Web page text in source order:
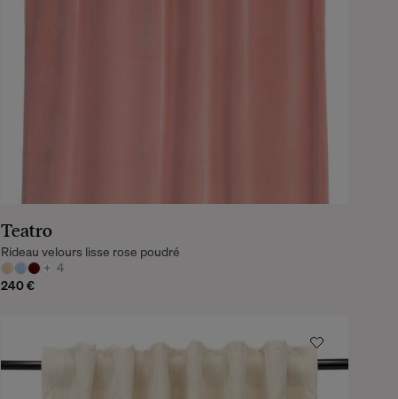
Teatro
+ 4
240 €
Rideau velours lisse rose poudré